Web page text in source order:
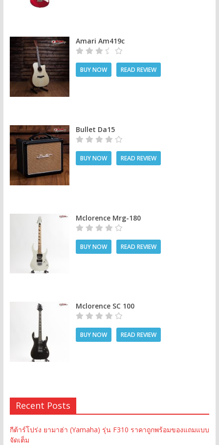
Amari Am419c
BUY NOW READ REVIEW
Bullet Da15
BUY NOW READ REVIEW
Mclorence Mrg-180
BUY NOW READ REVIEW
Mclorence SC 100
BUY NOW READ REVIEW
Recent Posts
กีต้าร์โปร่ง ยามาฮ่า (Yamaha) รุ่น F310 ราคาถูกพร้อมของแถมแบบ
จัดเต็ม